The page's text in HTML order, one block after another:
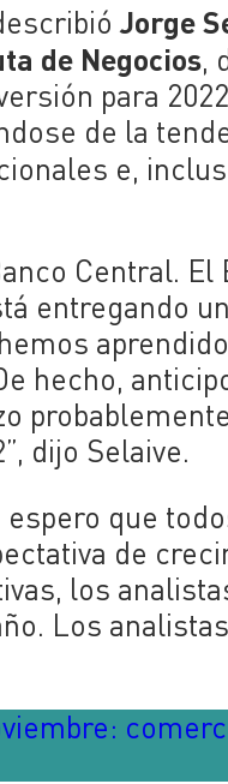
Jorge
de Negocios,
para
de la
e,
Central.
entregando
hecho,
dijo Selaive.
espero que
de
los
Los